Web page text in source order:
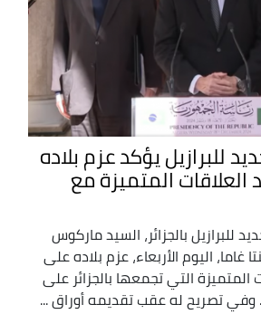
للبرازيل يؤكد عزم بلاده
المتميزة مع
للبرازيل بالجزائر، السيد ماركوس
غاما، اليوم الأربعاء، عزم بلاده على
المتميزة التي تجمعها بالجزائر على
وفي تصريح له عقب تقديمه أوراق ...